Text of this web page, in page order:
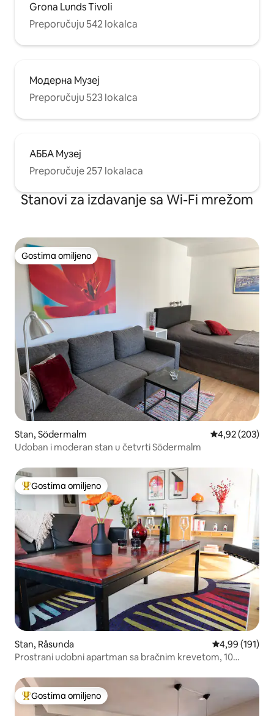
Grona Lunds Tivoli
Preporučuju 542 lokalca
Модерна Музеј
Preporučuju 523 lokalca
АББА Музеј
Preporučuje 257 lokalaca
Stanovi za izdavanje sa Wi-Fi mrežom
Gostima omiljeno
Gostima omiljeno
Stan, Södermalm Prosečna
4,92 (203)
Udoban i moderan stan u četvrti Södermalm
Najuspešniji među gostima omiljenim
Gostima omiljeno
Stan, Råsunda Prosečna
4,99 (191)
Prostrani udobni apartman sa bračnim krevetom, 10
Najuspešniji među gostima omiljenim
Gostima omiljeno